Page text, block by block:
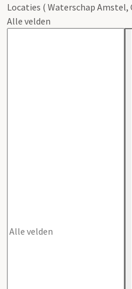
Locaties ( Waterschap Amstel,
Alle velden